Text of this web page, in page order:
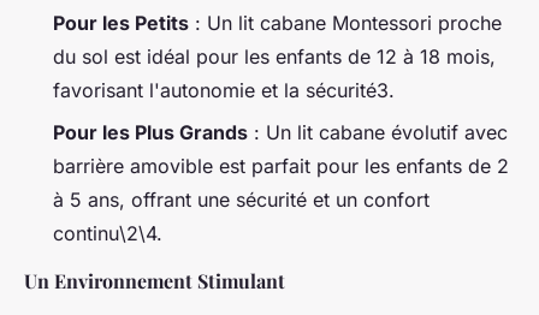
Pour les Petits : Un lit cabane Montessori proche
du sol est idéal pour les enfants de 12 à 18 mois,
favorisant l'autonomie et la sécurité3.
Pour les Plus Grands : Un lit cabane évolutif avec
barrière amovible est parfait pour les enfants de 2
à 5 ans, offrant une sécurité et un confort
continu\2\4.
Un Environnement Stimulant